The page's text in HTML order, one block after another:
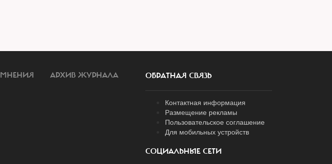
МНЕНИЯ АРХИВ ЖУРНАЛА ОБРАТНАЯ СВЯЗЬ
Контактная информация
Размещение рекламы
Пользовательское соглашение
Для мобильных устройств
СОЦИАЛЬНЫЕ СЕТИ